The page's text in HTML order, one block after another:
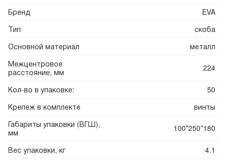
Бренд
EVA
Тип
скоба
Основной материал
металл
Межцентровое
расстояние, мм
224
Кол-во в упаковке:
50
Крепеж в комплекте
винты
Габариты упаковки (ВГШ),
мм
100*250*180
Вес упаковки, кг 4.1